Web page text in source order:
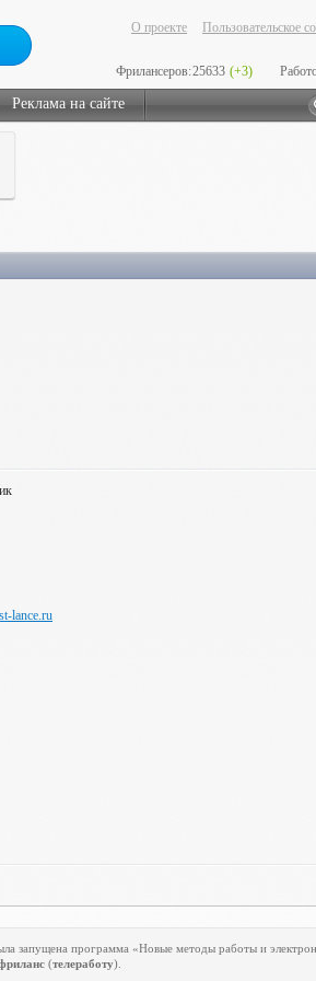
О проекте Пользовательское
Фрилансеров:25633 (+3)
Реклама на сайте
lance.ru
запущена программа «Новые методы работы и
(телеработу).